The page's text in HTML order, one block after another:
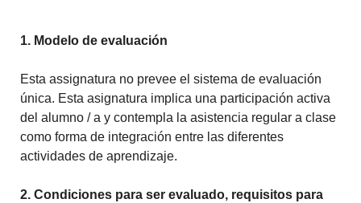
1. Modelo de evaluación
Esta assignatura no prevee el sistema de evaluación
única. Esta asignatura implica una participación activa
del alumno / a y contempla la asistencia regular a clase
como forma de integración entre las diferentes
actividades de aprendizaje.
2. Condiciones para ser evaluado, requisitos para